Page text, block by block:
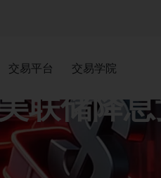
交易平台 交易学院
，英镑承压
联储降